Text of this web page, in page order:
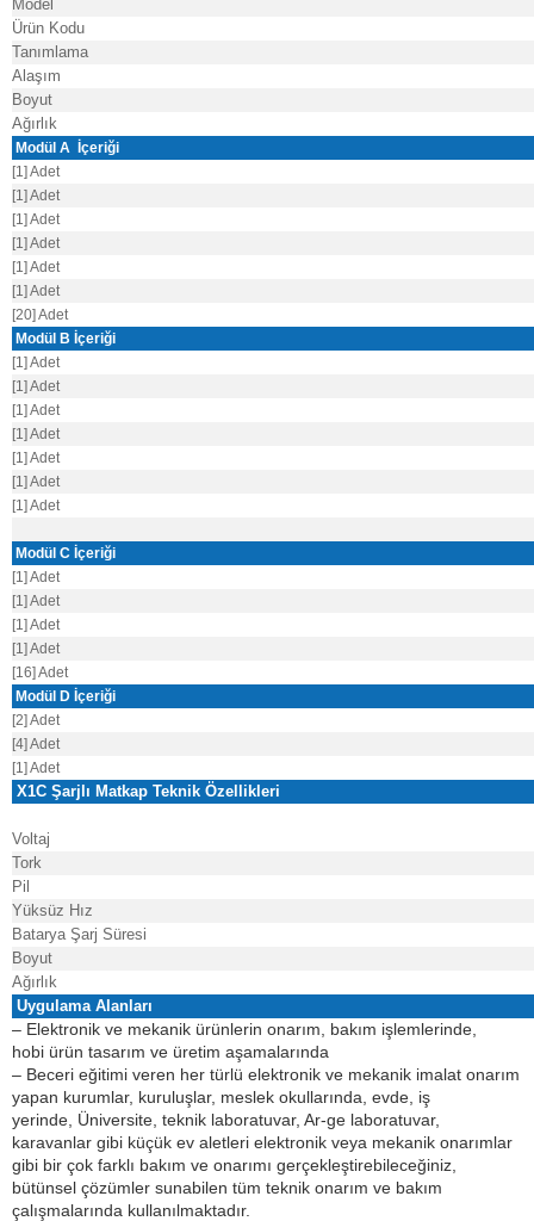
Model
Ürün Kodu
Tanımlama
Alaşım
Boyut
Ağırlık
Modül A İçeriği
[1] Adet
[1] Adet
[1] Adet
[1] Adet
[1] Adet
[1] Adet
[20] Adet
Modül B İçeriği
[1] Adet
[1] Adet
[1] Adet
[1] Adet
[1] Adet
[1] Adet
[1] Adet
Modül C İçeriği
[1] Adet
[1] Adet
[1] Adet
[1] Adet
[16] Adet
Modül D İçeriği
[2] Adet
[4] Adet
[1] Adet
X1C Şarjlı Matkap Teknik Özellikleri
Voltaj
Tork
Pil
Yüksüz Hız
Batarya Şarj Süresi
Boyut
Ağırlık
Uygulama Alanları
– Elektronik ve mekanik ürünlerin onarım, bakım işlemlerinde,
hobi ürün tasarım ve üretim aşamalarında
– Beceri eğitimi veren her türlü elektronik ve mekanik imalat onarım
yapan kurumlar, kuruluşlar, meslek okullarında, evde, iş
yerinde, Üniversite, teknik laboratuvar, Ar-ge laboratuvar,
karavanlar gibi küçük ev aletleri elektronik veya mekanik onarımlar
gibi bir çok farklı bakım ve onarımı gerçekleştirebileceğiniz,
bütünsel çözümler sunabilen tüm teknik onarım ve bakım
çalışmalarında kullanılmaktadır.